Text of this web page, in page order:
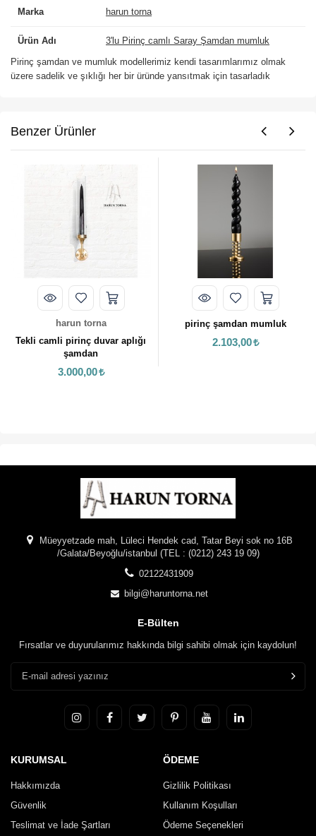
Marka harun torna
Ürün Adı
3'lu Pirinç camlı Saray Şamdan mumluk
Pirinç şamdan ve mumluk modellerimiz kendi tasarımlarımız olmak
üzere sadelik ve şıklığı her bir üründe yansıtmak için tasarladık
Benzer Ürünler
pirinç duvar aplığı
pirinç şamdan mumluk
Müeyyetzade mah, Lüleci Hendek cad, Tatar Beyi sok no 16B
/Galata/Beyoğlu/istanbul (TEL : (0212) 243 19 09)
02122431909
bilgi@haruntorna.net
E-Bülten
Fırsatlar ve duyurularımız hakkında bilgi sahibi olmak için kaydolun!
KURUMSAL
Hakkımızda
Güvenlik
Teslimat ve İade Şartları
ÖDEME
Gizlilik Politikası
Kullanım Koşulları
Ödeme Seçenekleri